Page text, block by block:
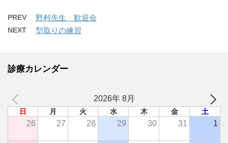
PREV 野村先生 歓迎会
NEXT 型取りの練習
診療カレンダー
2026年 8月
日 月 火 水 木 金 土
26 27 28 29 30 31 1